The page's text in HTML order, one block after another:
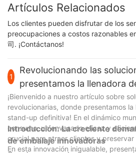
Artículos Relacionados
Los clientes pueden disfrutar de los
preocupaciones a costos razonables
司. ¡Contáctanos!
1
Revolucionando las
presentamos la llenadora
definitiva
¡Bienvenido a nuestro artículo sobre
revolucionarias, donde presentamos
stand-up definitiva! En el dinámico
consumo, un envasado eficaz y
crucial para atraer clientes y
En esta innovación inigualable,
Introducción: La creciente
de embalaje innovadoras